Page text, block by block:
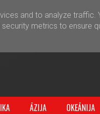
ĀZIJA OKEĀNIJA
and to analyze traffic.
metrics to ensure